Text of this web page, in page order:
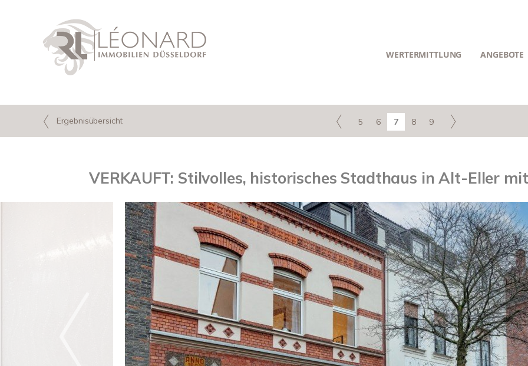
WERTERMITTLUNG ANGEBOTE
Ergebnisübersicht 5 6 7 8 9
VERKAUFT: Stilvolles, historisches Stadthaus in Alt-Eller